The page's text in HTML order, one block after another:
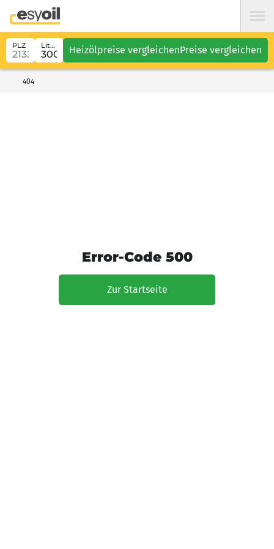
PLZ Liter Heizölpreise vergleichenPreise vergleichen
404
Error-Code 500
Zur Startseite